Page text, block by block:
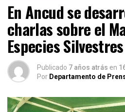
En Ancud se
charlas sobre el
Especies
Publicado 7 años atrás en
Por Departamento de